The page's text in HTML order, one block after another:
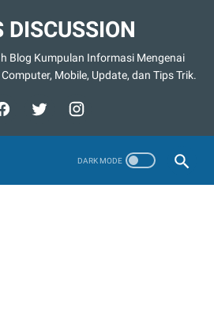
DISCUSSION
Blog Kumpulan Informasi Mengenai
Mobile, Update, dan Tips Trik.